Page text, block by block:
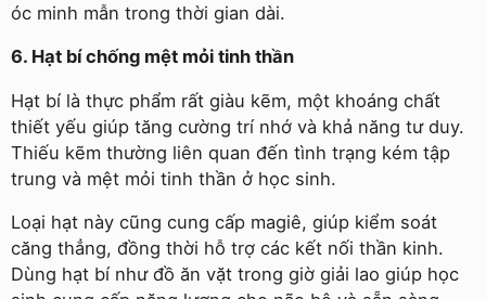
óc minh mẫn trong thời gian dài.
6. Hạt bí chống mệt mỏi tinh thần
Hạt bí là thực phẩm rất giàu kẽm, một khoáng chất
thiết yếu giúp tăng cường trí nhớ và khả năng tư duy.
Thiếu kẽm thường liên quan đến tình trạng kém tập
trung và mệt mỏi tinh thần ở học sinh.
Loại hạt này cũng cung cấp magiê, giúp kiểm soát
căng thẳng, đồng thời hỗ trợ các kết nối thần kinh.
Dùng hạt bí như đồ ăn vặt trong giờ giải lao giúp học